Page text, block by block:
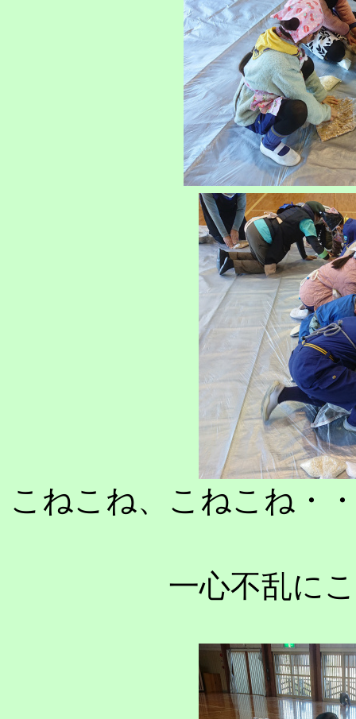
こねこね、こねこね・
一心不乱に